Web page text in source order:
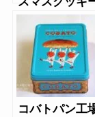
缶2020
コバトパン工